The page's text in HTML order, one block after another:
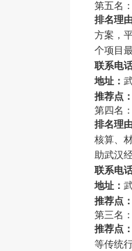
第五名
排名理
方案，
个项目
联系电
地址：
推荐点：
第四名
排名理
核算、
助武汉
联系电
地址：
推荐点：
第三名
推荐点：
等传统